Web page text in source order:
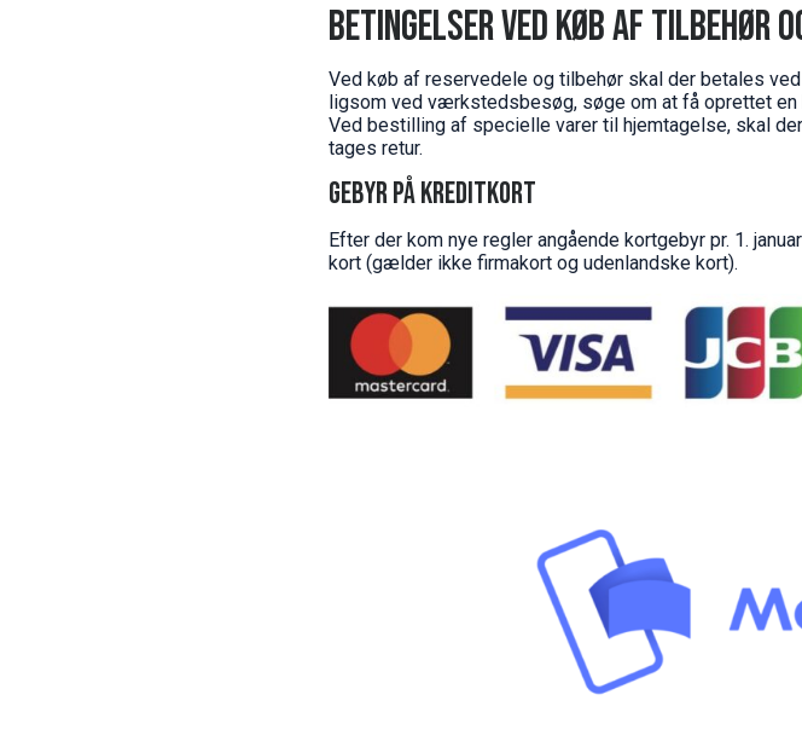
Betingelser ved køb af tilbehør
Ved køb af reservedele og tilbehør skal der betales
ligsom ved værkstedsbesøg, søge om at få oprettet
Ved bestilling af specielle varer til hjemtagelse, skal
tages retur.
Gebyr på kreditkort
Efter der kom nye regler angående kortgebyr pr. 1.
kort (gælder ikke firmakort og udenlandske kort).